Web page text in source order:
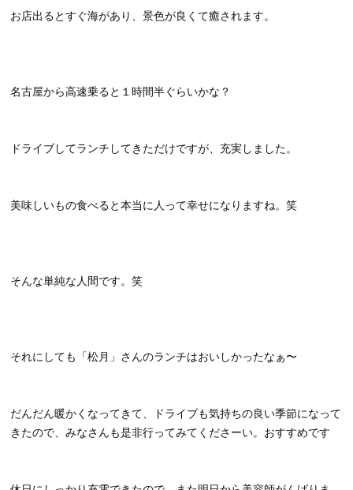
お店出るとすぐ海があり、景色が良くて癒されます。
名古屋から高速乗ると１時間半ぐらいかな？
ドライブしてランチしてきただけですが、充実しました。
美味しいもの食べると本当に人って幸せになりますね。笑
そんな単純な人間です。笑
それにしても「松月」さんのランチはおいしかったなぁ〜
だんだん暖かくなってきて、ドライブも気持ちの良い季節になって
きたので、みなさんも是非行ってみてくださーい。おすすめです